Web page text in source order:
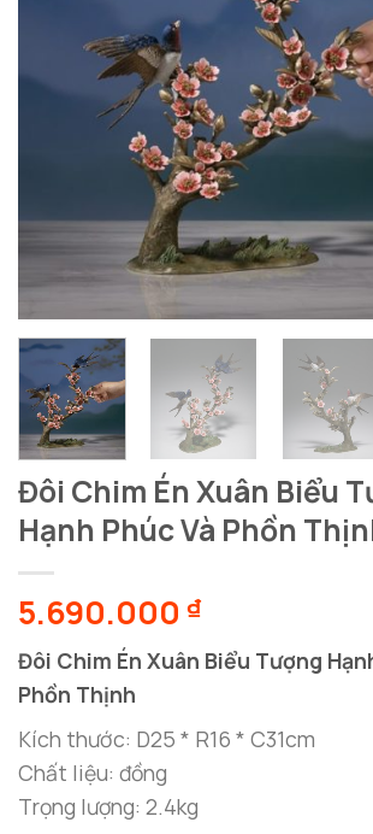
Đôi Chim Én Xuân Biểu
Hạnh Phúc Và Phồn
5.690.000 ₫
Đôi Chim Én Xuân Biểu Tượng
Phồn Thịnh
Kích thước: D25 * R16 * C31cm
Chất liệu: đồng
Trọng lượng: 2.4kg